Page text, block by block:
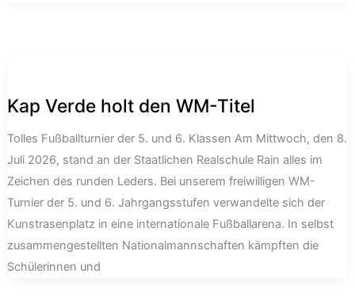
Kap Verde holt den WM-Titel
Tolles Fußballturnier der 5. und 6. Klassen Am Mittwoch, den 8.
Juli 2026, stand an der Staatlichen Realschule Rain alles im
Zeichen des runden Leders. Bei unserem freiwilligen WM-
Turnier der 5. und 6. Jahrgangsstufen verwandelte sich der
Kunstrasenplatz in eine internationale Fußballarena. In selbst
zusammengestellten Nationalmannschaften kämpften die
Schülerinnen und